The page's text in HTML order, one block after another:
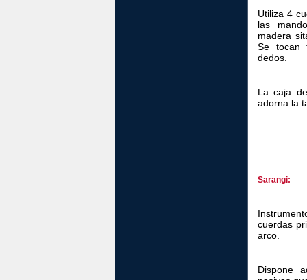
Utiliza 4
las
madera
Se tocan
dedos.
La caja
adorna la
Sarangi:
cuerdas
arco.
Dispone